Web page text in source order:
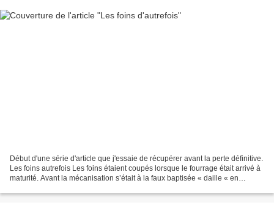
Début d'une série d'article que j'essaie de récupérer avant la perte définitive.
Les foins autrefois Les foins étaient coupés lorsque le fourrage était arrivé à
maturité. Avant la mécanisation s’était à la faux baptisée « daille « en